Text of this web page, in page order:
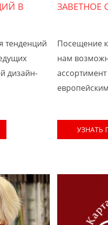
В
тенденций
дизайн-
ЗАВЕТНОЕ
Посещение
нам
УЗНАТЬ